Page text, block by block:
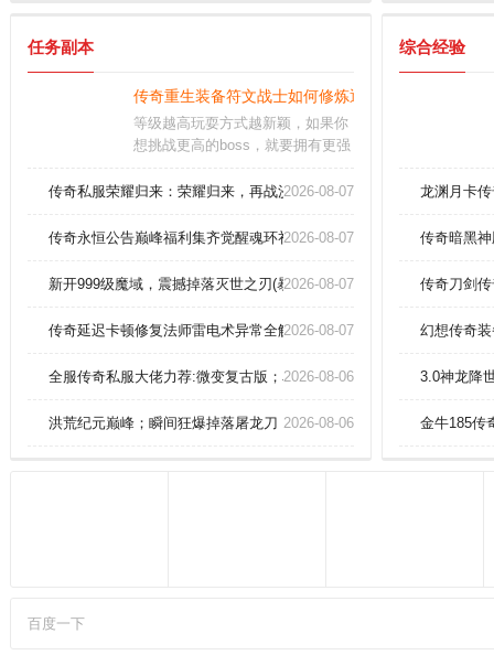
任务副本
传奇重生装备符文战士如何修炼逐日剑法？
等级越高玩耍方式越新颖，如果你
想挑战更高的boss，就要拥有更强
够走在一起；每一次竭尽全力的厮
努力提升自己。多样化的装备系
家可以通过打怪、完成任务等方式
传奇私服荣耀归来：荣耀归来，再战沙场，谱写传奇世界的新传奇
2026-08-07
传奇永恒公告巅峰福利集齐觉醒魂环礼包2026-08-07
新开999级魔域，震撼掉落灭世之刃(暴击)！
2026-08-07
传奇延迟卡顿修复法师雷电术异常全解析2026-08-07
全服传奇私服大佬力荐:微变复古版；单刷爆出青龙战甲
2026-08-06
洪荒纪元巅峰；瞬间狂爆掉落屠龙刀！2026-08-06
综合经验
龙渊月卡
传奇暗黑
传奇刀剑
幻想传奇
3.0神龙降
金牛185传
百度一下